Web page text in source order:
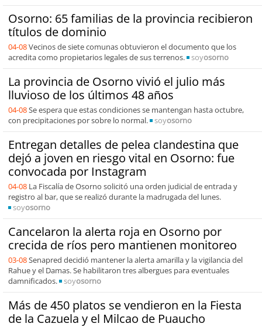
Osorno: 65 familias de la provincia recibieron
títulos de dominio
04-08Vecinos de siete comunas obtuvieron el documento que los
acredita como propietarios legales de sus terrenos.
soyosorno
La provincia de Osorno vivió el julio más
lluvioso de los últimos 48 años
04-08Se espera que estas condiciones se mantengan hasta octubre,
con precipitaciones por sobre lo normal.
soyosorno
Entregan detalles de pelea clandestina que
dejó a joven en riesgo vital en Osorno: fue
convocada por Instagram
04-08 La Fiscalía de Osorno solicitó una orden judicial de entrada y
registro al bar, que se realizó durante la madrugada del lunes.
soyosorno
Cancelaron la alerta roja en Osorno por
crecida de ríos pero mantienen monitoreo
03-08Senapred decidió mantener la alerta amarilla y la vigilancia del
Rahue y el Damas. Se habilitaron tres albergues para eventuales
damnificados.
soyosorno
Más de 450 platos se vendieron en la Fiesta
de la Cazuela y el Milcao de Puaucho